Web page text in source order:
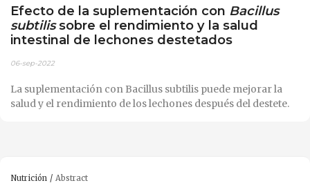
Efecto de la suplementación con Bacillus
subtilissobre el rendimiento y la salud
intestinal de lechones destetados
06-sep-2022
La suplementación con Bacillus subtilis puede mejorar la
salud y el rendimiento de los lechones después del destete.
Nutrición Abstract